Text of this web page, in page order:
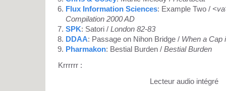
Flux Information Sciences: Example Two /
Compilation 2000 AD
SPK: Satori / London 82-83
DDAA: Passage on Nihon Bridge / When a Cap
Pharmakon: Bestial Burden / Bestial Burden
Krrrrrr :
Lecteur audio intégré